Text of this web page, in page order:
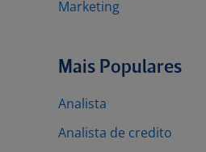
Marketing
Mais Populares
Analista
Analista de credito